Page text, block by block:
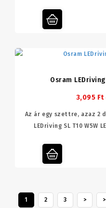
Osram LEDriving
3,095 Ft
Az ár egy szettre, azaz 2
LEDriving SL T10 W5W
1 2 3 > >|